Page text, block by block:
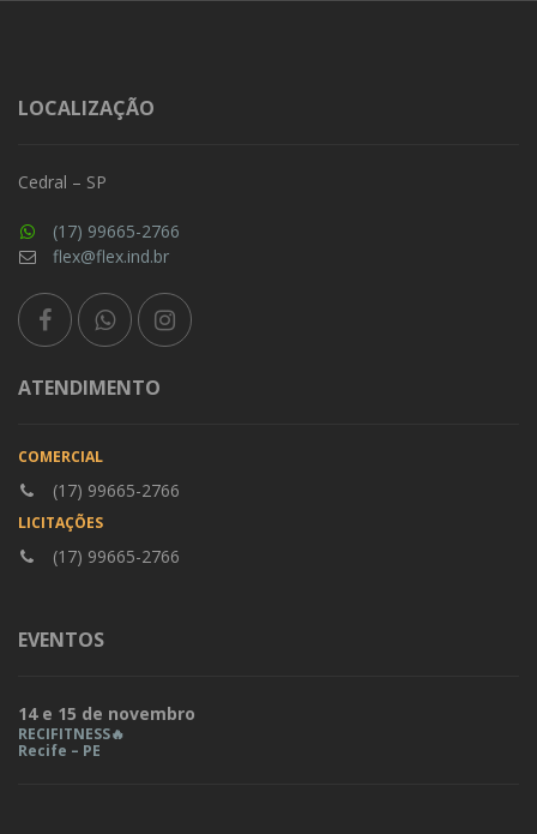
LOCALIZAÇÃO
Cedral – SP
(17) 99665-2766
flex@flex.ind.br
ATENDIMENTO
COMERCIAL
(17) 99665-2766
LICITAÇÕES
(17) 99665-2766
EVENTOS
14 e 15 de novembro
RECIFITNESS🔥
Recife – PE